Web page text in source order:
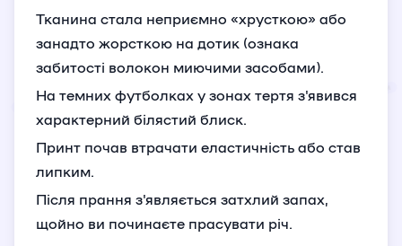
Тканина стала неприємно «хрусткою» або
занадто жорсткою на дотик (ознака
забитості волокон миючими засобами).
На темних футболках у зонах тертя з'явився
характерний білястий блиск.
Принт почав втрачати еластичність або став
липким.
Після прання з'являється затхлий запах,
щойно ви починаєте прасувати річ.